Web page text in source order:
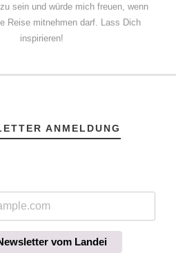
sein und würde mich freuen, wenn
Reise mitnehmen darf. Lass Dich
inspirieren!
ANMELDUNG
vom Landei